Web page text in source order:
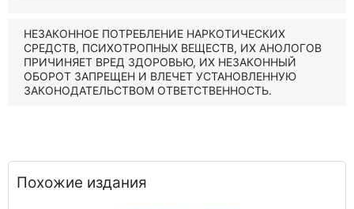
НЕЗАКОННОЕ ПОТРЕБЛЕНИЕ НАРКОТИЧЕСКИХ
СРЕДСТВ, ПСИХОТРОПНЫХ ВЕЩЕСТВ, ИХ АНОЛОГОВ
ПРИЧИНЯЕТ ВРЕД ЗДОРОВЬЮ, ИХ НЕЗАКОННЫЙ
ОБОРОТ ЗАПРЕЩЕН И ВЛЕЧЕТ УСТАНОВЛЕННУЮ
ЗАКОНОДАТЕЛЬСТВОМ ОТВЕТСТВЕННОСТЬ.
Похожие издания